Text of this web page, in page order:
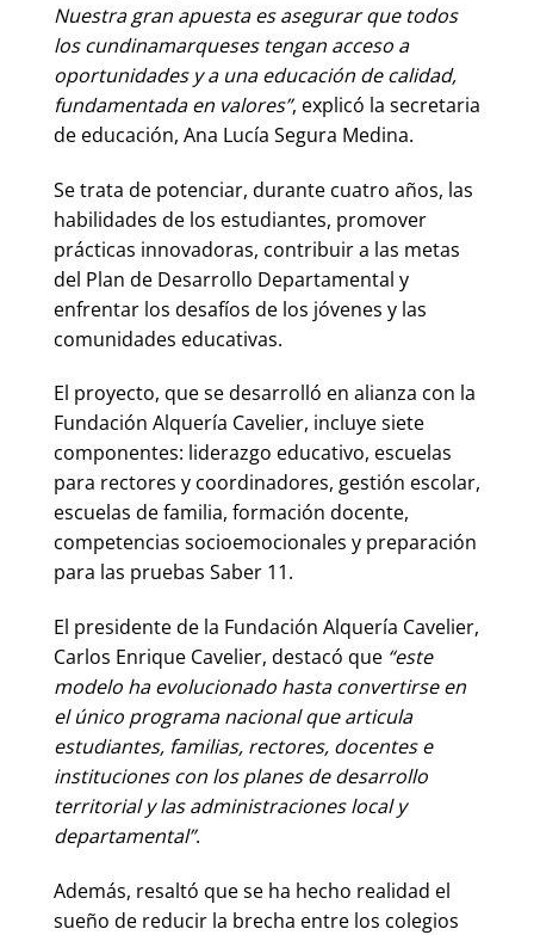
Nuestra gran apuesta es asegurar que todos
los cundinamarqueses tengan acceso a
oportunidades y a una educación de calidad,
fundamentada en valores”, explicó la secretaria
de educación, Ana Lucía Segura Medina.
Se trata de potenciar, durante cuatro años, las
habilidades de los estudiantes, promover
prácticas innovadoras, contribuir a las metas
del Plan de Desarrollo Departamental y
enfrentar los desafíos de los jóvenes y las
comunidades educativas.
El proyecto, que se desarrolló en alianza con la
Fundación Alquería Cavelier, incluye siete
componentes: liderazgo educativo, escuelas
para rectores y coordinadores, gestión escolar,
escuelas de familia, formación docente,
competencias socioemocionales y preparación
para las pruebas Saber 11.
El presidente de la Fundación Alquería Cavelier,
Carlos Enrique Cavelier, destacó que “este
modelo ha evolucionado hasta convertirse en
el único programa nacional que articula
estudiantes, familias, rectores, docentes e
instituciones con los planes de desarrollo
territorial y las administraciones local y
departamental”.
Además, resaltó que se ha hecho realidad el
sueño de reducir la brecha entre los colegios